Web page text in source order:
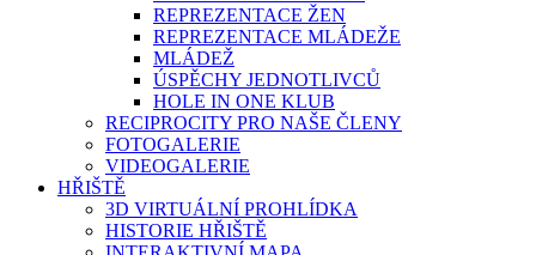
REPREZENTACE ŽEN
REPREZENTACE MLÁDEŽE
MLÁDEŽ
ÚSPĚCHY JEDNOTLIVCŮ
HOLE IN ONE KLUB
RECIPROCITY PRO NAŠE ČLENY
FOTOGALERIE
VIDEOGALERIE
HŘIŠTĚ
3D VIRTUÁLNÍ PROHLÍDKA
HISTORIE HŘIŠTĚ